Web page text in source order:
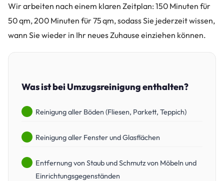
Wir arbeiten nach einem klaren Zeitplan: 150 Minuten für
50 qm, 200 Minuten für 75 qm, sodass Sie jederzeit wissen,
wann Sie wieder in Ihr neues Zuhause einziehen können.
Was ist bei Umzugsreinigung enthalten?
Reinigung aller Böden (Fliesen, Parkett, Teppich)
Reinigung aller Fenster und Glasflächen
Entfernung von Staub und Schmutz von Möbeln und
Einrichtungsgegenständen